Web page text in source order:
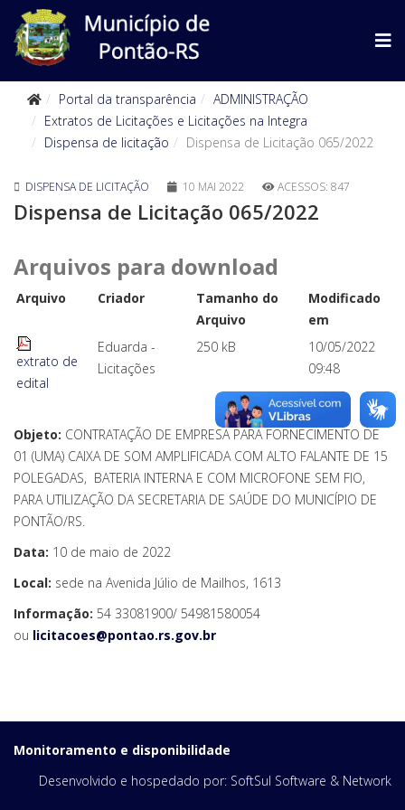
Portal da transparência
ADMINISTRAÇÃO
Extratos de Licitações e Licitações na Integra
Dispensa de licitação
Dispensa de Licitação 065/2022
DISPENSA DE LICITAÇÃO 10 MAI 2022 ACESSOS: 847
Dispensa de Licitação 065/2022
Arquivos para download
Arquivo Criador
Tamanho do
Arquivo
Modificado
em
extrato de
edital
Eduarda -
Licitações
250 kB
10/05/2022
09:48
Objeto: CONTRATAÇÃO DE EMPRESA PARA FORNECIMENTO DE
01 (UMA) CAIXA DE SOM AMPLIFICADA COM ALTO FALANTE DE 15
POLEGADAS, BATERIA INTERNA E COM MICROFONE SEM FIO,
PARA UTILIZAÇÃO DA SECRETARIA DE SAÚDE DO MUNICÍPIO DE
PONTÃO/RS.
Data: 10 de maio de 2022
Local: sede na Avenida Júlio de Mailhos, 1613
Informação: 54 33081900/ 54981580054
ou licitacoes@pontao.rs.gov.br
Monitoramento e disponibilidade
Desenvolvido e hospedado por: SoftSul Software & Network